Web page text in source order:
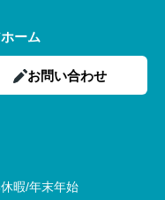
ーム
お問い合わせ
暇/年末年始